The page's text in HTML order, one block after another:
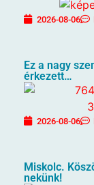
2026-08-06
Ez a nagy
érkezett…
2026-08-06
Miskolc.
nekünk!